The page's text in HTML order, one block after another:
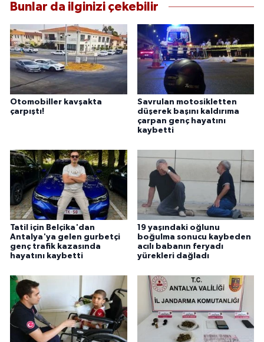
Bunlar da ilginizi çekebilir
Otomobiller kavşakta
çarpıştı!
Savrulan motosikletten
düşerek başını kaldırıma
çarpan genç hayatını
kaybetti
Tatil için Belçika'dan
Antalya'ya gelen gurbetçi
genç trafik kazasında
hayatını kaybetti
19 yaşındaki oğlunu
boğulma sonucu kaybeden
acılı babanın feryadı
yürekleri dağladı